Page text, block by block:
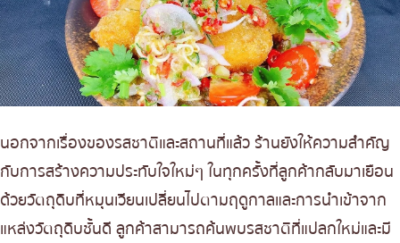
นอกจากเรื่องของรสชาติและสถานที่แล้ว ร้านยังให้ความสำคัญ
กับการสร้างความประทับใจใหม่ๆ ในทุกครั้งที่ลูกค้ากลับมาเยือน
ด้วยวัตถุดิบที่หมุนเวียนเปลี่ยนไปตามฤดูกาลและการนำเข้าจาก
แหล่งวัตถุดิบชั้นดี ลูกค้าสามารถค้นพบรสชาติที่แปลกใหม่และมี